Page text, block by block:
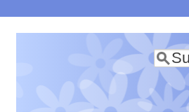
zum
Inhalt
Suche